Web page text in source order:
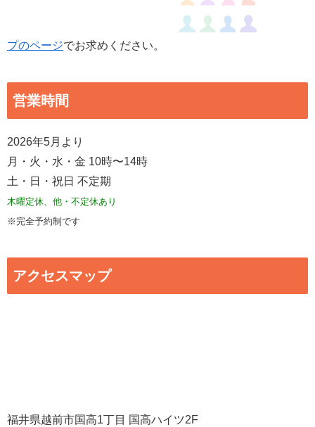
プのページでお求めください。
営業時間
2026年5月より
月・火・水・金 10時〜14時
土・日・祝日 不定期
木曜定休、他・不定休あり
※完全予約制です
アクセスマップ
福井県越前市国高1丁目 国高ハイツ2F